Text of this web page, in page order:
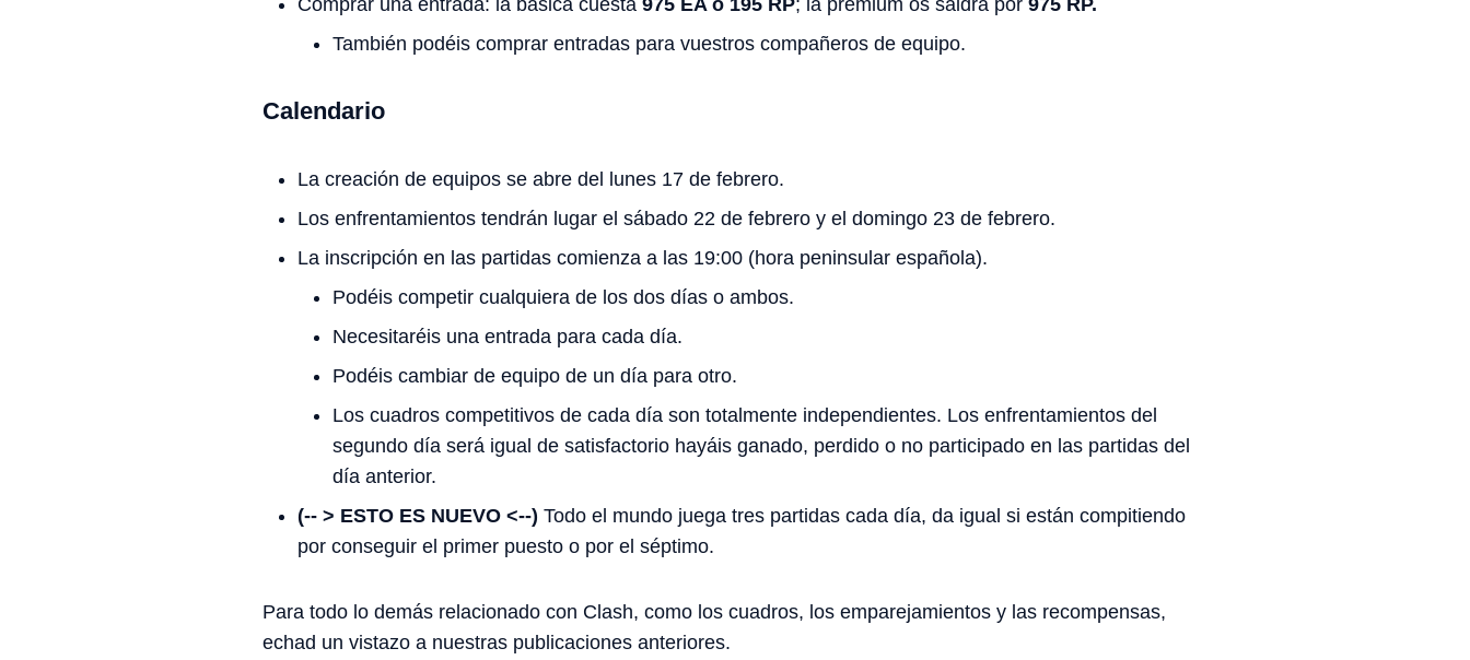
Comprar una entrada: la básica cuesta 975 EA o 195 RP; la premium os saldrá por 975 RP.
También podéis comprar entradas para vuestros compañeros de equipo.
Calendario
La creación de equipos se abre del lunes 17 de febrero.
Los enfrentamientos tendrán lugar el sábado 22 de febrero y el domingo 23 de febrero.
La inscripción en las partidas comienza a las 19:00 (hora peninsular española).
Podéis competir cualquiera de los dos días o ambos.
Necesitaréis una entrada para cada día.
Podéis cambiar de equipo de un día para otro.
Los cuadros competitivos de cada día son totalmente independientes. Los enfrentamientos del
segundo día será igual de satisfactorio hayáis ganado, perdido o no participado en las partidas del
día anterior.
(-- > ESTO ES NUEVO <--) Todo el mundo juega tres partidas cada día, da igual si están compitiendo
por conseguir el primer puesto o por el séptimo.
Para todo lo demás relacionado con Clash, como los cuadros, los emparejamientos y las recompensas,
echad un vistazo a nuestras publicaciones anteriores.